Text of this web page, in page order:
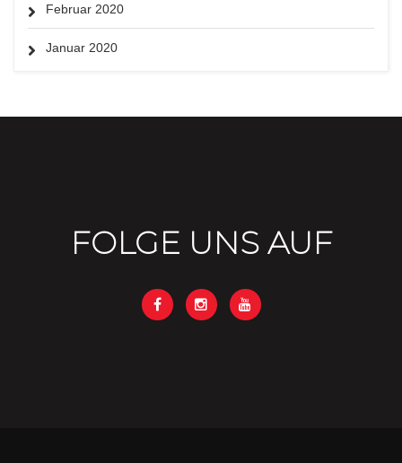
Februar 2020
Januar 2020
FOLGE UNS AUF